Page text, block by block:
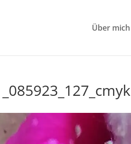
Über mich